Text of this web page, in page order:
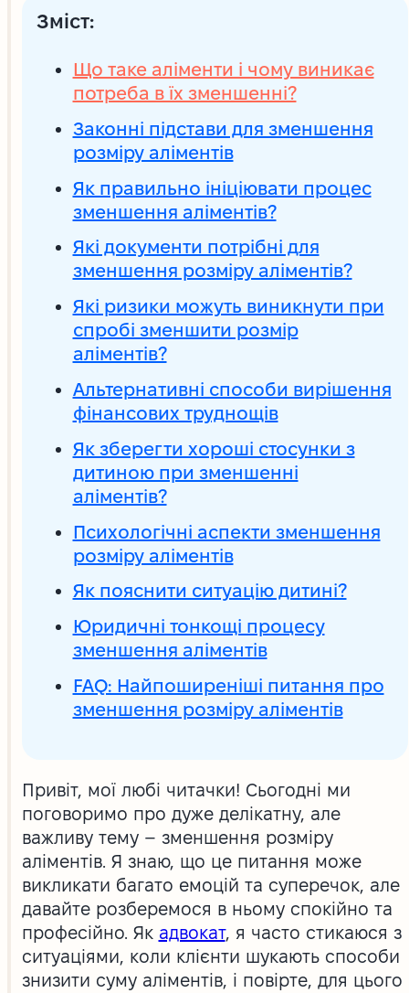
Зміст:
Що таке аліменти і чому виникає
потреба в їх зменшенні?
Законні підстави для зменшення
розміру аліментів
Як правильно ініціювати процес
зменшення аліментів?
Які документи потрібні для
зменшення розміру аліментів?
Які ризики можуть виникнути при
спробі зменшити розмір
аліментів?
Альтернативні способи вирішення
фінансових труднощів
Як зберегти хороші стосунки з
дитиною при зменшенні
аліментів?
Психологічні аспекти зменшення
розміру аліментів
Як пояснити ситуацію дитині?
Юридичні тонкощі процесу
зменшення аліментів
FAQ: Найпоширеніші питання про
зменшення розміру аліментів
Привіт, мої любі читачки! Сьогодні ми
поговоримо про дуже делікатну, але
важливу тему – зменшення розміру
аліментів. Я знаю, що це питання може
викликати багато емоцій та суперечок, але
давайте розберемося в ньому спокійно та
професійно. Як адвокат, я часто стикаюся з
ситуаціями, коли клієнти шукають способи
знизити суму аліментів, і повірте, для цього